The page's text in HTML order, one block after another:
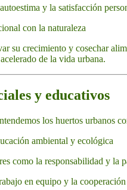
y la satisfacción
con la naturaleza
su crecimiento y cosechar
de la vida urbana.
y educativos
los huertos urbanos
ambiental y ecológica
como la responsabilidad y la
en equipo y la cooperación